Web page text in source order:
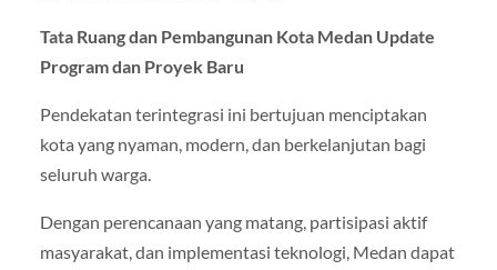
Tata Ruang dan Pembangunan Kota Medan Update
Program dan Proyek Baru
Pendekatan terintegrasi ini bertujuan menciptakan
kota yang nyaman, modern, dan berkelanjutan bagi
seluruh warga.
Dengan perencanaan yang matang, partisipasi aktif
masyarakat, dan implementasi teknologi, Medan dapat